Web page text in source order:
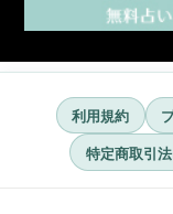
利用規約
特定商取引